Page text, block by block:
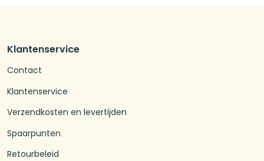
Klantenservice
Contact
Klantenservice
Verzendkosten en levertijden
Spaarpunten
Retourbeleid